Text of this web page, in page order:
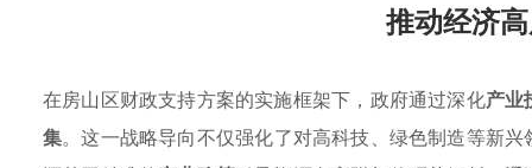
推动经济
在房山区财政支持方案的实施框架下，政府通过深化产业
集。这一战略导向不仅强化了对高科技、绿色制造等新兴